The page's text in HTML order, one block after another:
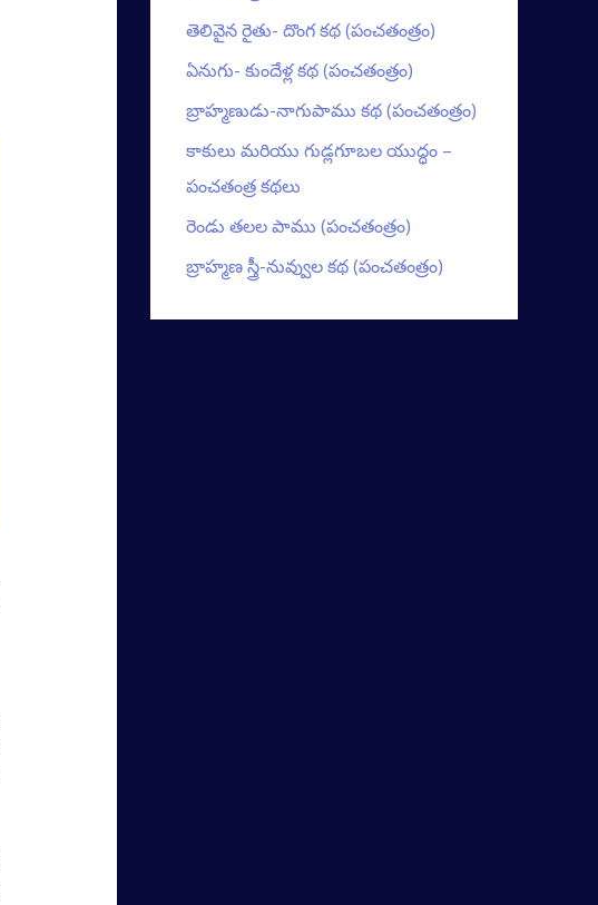
తెలివైన రైతు- దొంగ కథ (పంచతంత్రం)
ఏనుగు- కుందేళ్ల కథ (పంచతంత్రం)
బ్రాహ్మణుడు-నాగుపాము కథ (పంచతంత్రం)
కాకులు మరియు గుడ్లగూబల యుద్ధం –
పంచతంత్ర కథలు
రెండు తలల పాము (పంచతంత్రం)
బ్రాహ్మణ స్త్రీ-నువ్వుల కథ (పంచతంత్రం)